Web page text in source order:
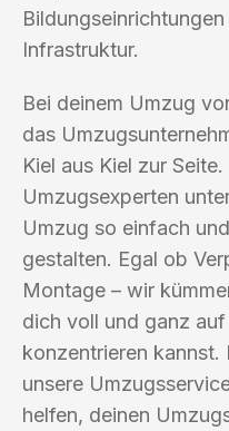
Infrastruktur.
Bei deinem Umzug
das
Kiel aus Kiel zur
Umzugsexperten
Umzug so einfach
gestalten. Egal ob
Montage – wir
dich voll und ganz
konzentrieren
unsere
helfen, deinen